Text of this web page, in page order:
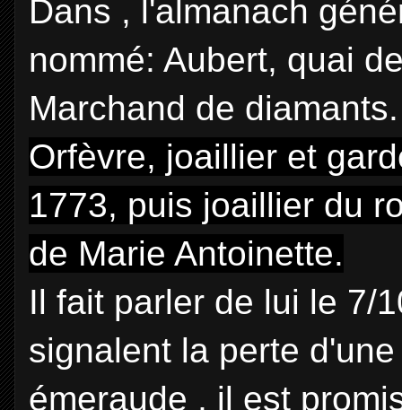
Dans , l'almanach
nommé: Aubert, quai
Marchand de diamants.
Orfèvre, joaillier et
1773, puis joaillier du
de Marie Antoinette.
Il fait parler de lui le 7/
signalent la perte
émeraude , il est